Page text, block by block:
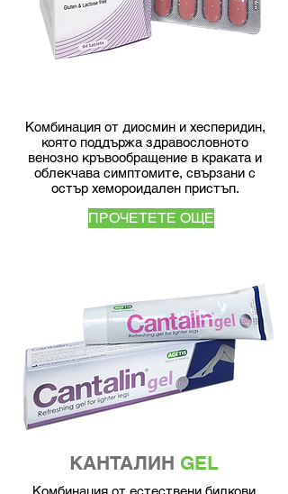
Комбинация от диосмин и хесперидин,
която поддържа здравословното
венозно кръвообращение в краката и
облекчава симптомите, свързани с
остър хемороидален пристъп.
ПРОЧЕТЕТЕ ОЩЕ
КАНТАЛИН GEL
Комбинация от естествени билкови